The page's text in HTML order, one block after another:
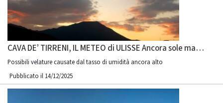
CAVA DE’ TIRRENI, IL METEO di ULISSE Ancora sole ma…
Possibili velature causate dal tasso di umidità ancora alto
Pubblicato il 14/12/2025